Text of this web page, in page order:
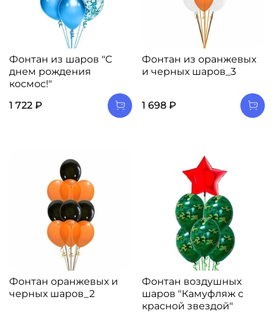
Фонтан из шаров "С
днем рождения
космос!"
1 722 ₽
Фонтан из оранжевых
и черных шаров_3
1 698 ₽
Фонтан оранжевых и
черных шаров_2
Фонтан воздушных
шаров "Камуфляж с
красной звездой"